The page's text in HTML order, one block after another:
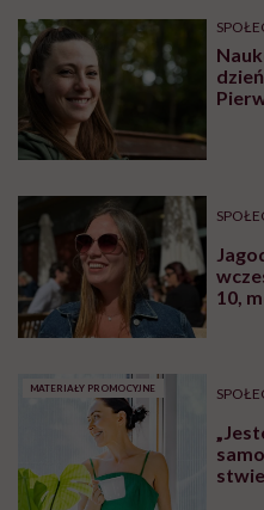
10,
MATERIAŁY PROMOCYJNE